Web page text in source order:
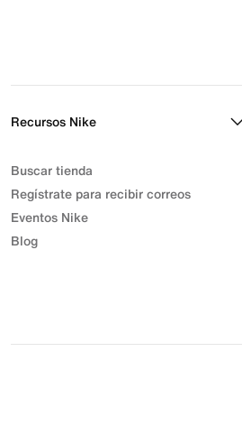
Recursos Nike
Buscar tienda
Regístrate para recibir correos
Eventos Nike
Blog